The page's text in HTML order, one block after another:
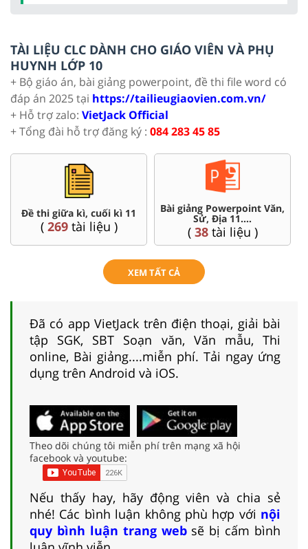
TÀI LIỆU CLC DÀNH CHO GIÁO VIÊN VÀ PHỤ
HUYNH LỚP 10
+ Bộ giáo án, bài giảng powerpoint, đề thi file word có
đáp án 2025 tại https://tailieugiaovien.com.vn/
+ Hỗ trợ zalo: VietJack Official
+ Tổng đài hỗ trợ đăng ký : 084 283 45 85
Đề thi giữa kì, cuối kì 11
( 269tài liệu )
Bài giảng Powerpoint Văn,
Sử, Địa 11....
( 38tài liệu )
XEM TẤT CẢ
Đã có app VietJack trên điện thoại, giải bài
tập SGK, SBT Soạn văn, Văn mẫu, Thi
online, Bài giảng....miễn phí. Tải ngay ứng
dụng trên Android và iOS.
Theo dõi chúng tôi miễn phí trên mạng xã hội
facebook và youtube:
Nếu thấy hay, hãy động viên và chia sẻ
nhé! Các bình luận không phù hợp với nội
quy bình luận trang websẽ bị cấm bình